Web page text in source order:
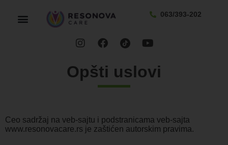
063/393-202
Opšti uslovi
Ceo sadržaj na veb-sajtu i podstranicama veb-sajta
www.resonovacare.rs je zaštićen autorskim pravima.